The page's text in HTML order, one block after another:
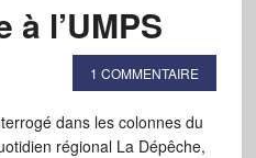
à l’UMPS
1 COMMENTAIRE
dans les colonnes du
régional La Dépêche,